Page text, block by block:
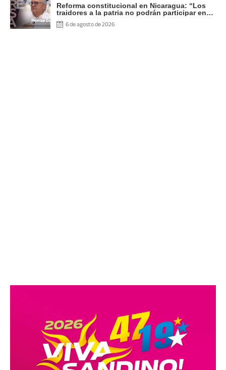
Reforma constitucional en Nicaragua: “Los
traidores a la patria no podrán participar en
las elecciones”
6 de agosto de 2026